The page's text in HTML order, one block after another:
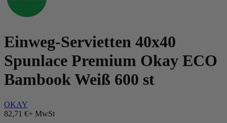
Einweg-Servietten 40x40
Spunlace Premium Okay ECO
Bambook Weiß 600 st
OKAY
82,71 €+ MwSt